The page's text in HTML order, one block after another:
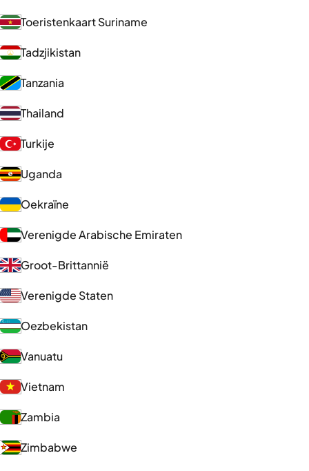
Toeristenkaart Suriname
Tadzjikistan
Tanzania
Thailand
Turkije
Uganda
Oekraïne
Verenigde Arabische Emiraten
Groot-Brittannië
Verenigde Staten
Oezbekistan
Vanuatu
Vietnam
Zambia
Zimbabwe